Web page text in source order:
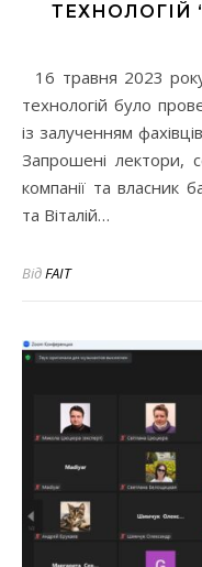
ТЕХНОЛОГІЙ
16 травня 2023 року на базі кафедри інформаційних
технологій було
із залученням
Запрошені
компанії та власник
та Віталій…
ВідFAIT